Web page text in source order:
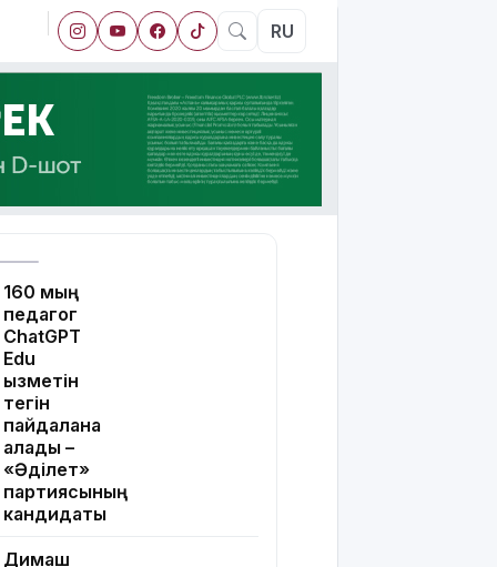
RU
160 мың
педагог
ChatGPT
Edu
қызметін
тегін
пайдалана
алады –
«Әділет»
партиясының
кандидаты
Димаш